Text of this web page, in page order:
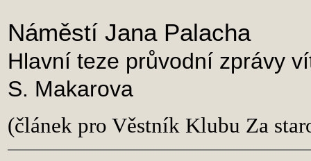
Náměstí Jana Palacha
Hlavní teze průvodní zprávy
S. Makarova
(článek pro Věstník Klubu Za